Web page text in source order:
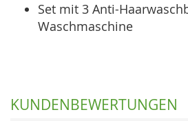
Set mit 3 Anti-
Waschmaschine
KUNDENBEWERTUNGEN